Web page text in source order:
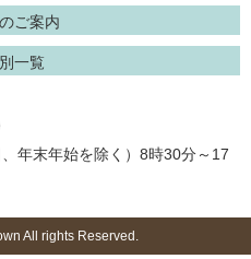
ご案内
一覧
年末年始を除く）8時30分～17
All rights Reserved.